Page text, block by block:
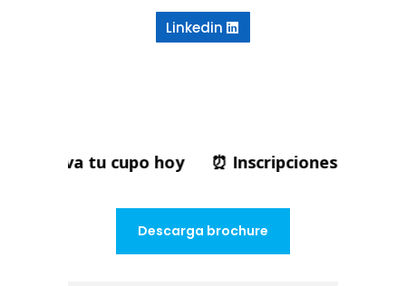
Linkedin
hoy ⏰ Inscripciones cierran pronto |
Descarga brochure